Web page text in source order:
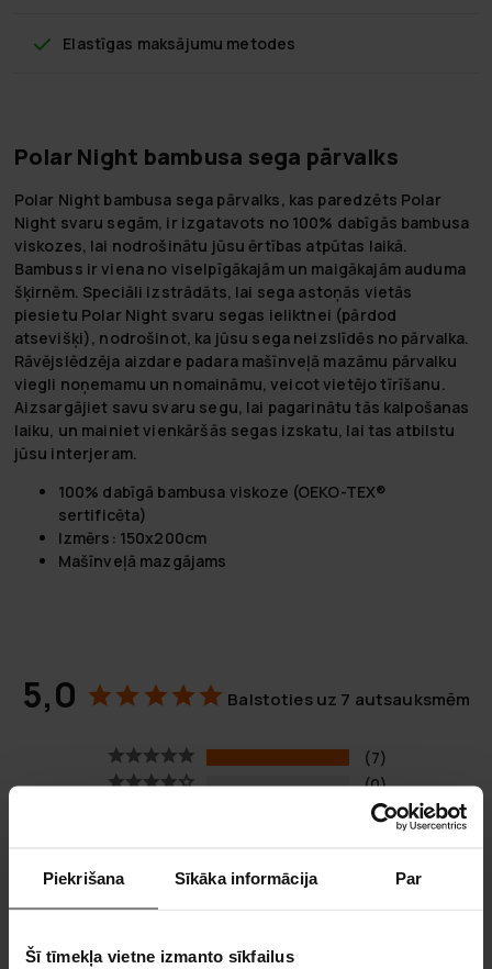
Piekrišana Sīkāka informācija Par
Šī tīmekļa vietne izmanto sīkfailus
Elastīgas maksājumu metodes
Polar Night bambusa sega pārvalks
Polar Night bambusa sega pārvalks, kas paredzēts Polar
Night svaru segām, ir izgatavots no 100% dabīgās bambusa
viskozes, lai nodrošinātu jūsu ērtības atpūtas laikā.
Bambuss ir viena no viselpīgākajām un maigākajām auduma
šķirnēm. Speciāli izstrādāts, lai sega astoņās vietās
piesietu Polar Night svaru segas ieliktnei (pārdod
atsevišķi), nodrošinot, ka jūsu sega neizslīdēs no pārvalka.
Rāvējslēdzēja aizdare padara mašīnveļā mazāmu pārvalku
viegli noņemamu un nomaināmu, veicot vietējo tīrīšanu.
Aizsargājiet savu svaru segu, lai pagarinātu tās kalpošanas
laiku, un mainiet vienkāršās segas izskatu, lai tas atbilstu
jūsu interjeram.
100% dabīgā bambusa viskoze (OEKO-TEX®
sertificēta)
Izmērs: 150x200cm
Mašīnveļā mazgājams
5,0 Balstoties uz 7 autsauksmēm
7
0
0